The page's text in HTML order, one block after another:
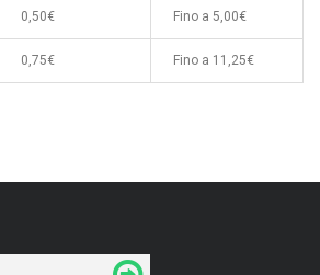
0,50€ Fino a 5,00€
0,75€ Fino a 11,25€